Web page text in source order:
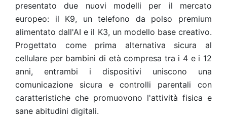
presentato due nuovi modelli per il mercato
europeo: il K9, un telefono da polso premium
alimentato dall'AI e il K3, un modello base creativo.
Progettato come prima alternativa sicura al
cellulare per bambini di età compresa tra i 4 e i 12
anni, entrambi i dispositivi uniscono una
comunicazione sicura e controlli parentali con
caratteristiche che promuovono l'attività fisica e
sane abitudini digitali.